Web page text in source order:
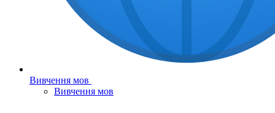
Вивчення мов
Вивчення мов